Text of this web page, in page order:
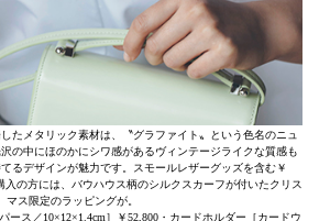
たメタリック素材は、〝グラファイト〟という色名のニュ
の中にほのかにシワ感があるヴィンテージライクな質感も
るデザインが魅力です。スモールレザーグッズを含む￥
入の方には、バウハウス柄のシルクスカーフが付いたクリス
マス限定のラッピングが。
ース／10×12×1.4cm］￥52,800・カードホルダー［カードウ